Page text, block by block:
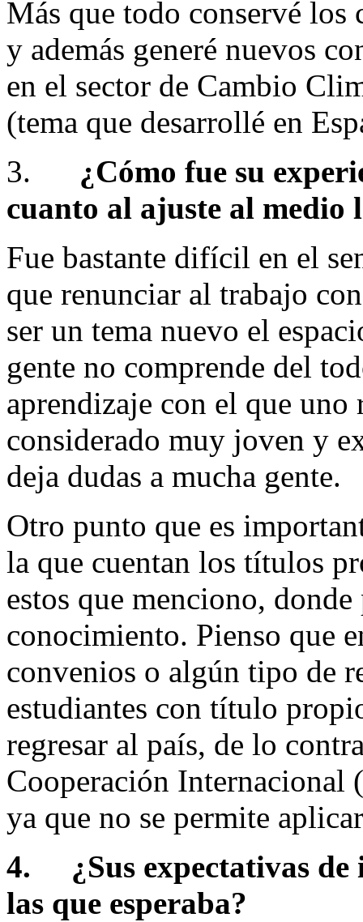
Más que todo conservé
y además generé nuevos
en el sector de Cambio
(tema que desarrollé en
3. ¿Cómo fue su
cuanto al ajuste al medio
Fue bastante difícil en el
que renunciar al trabajo
ser un tema nuevo el
gente no comprende del
aprendizaje con el que uno
considerado muy joven y
deja dudas a mucha gente.
Otro punto que es
la que cuentan los títulos
estos que menciono,
conocimiento. Pienso que
convenios o algún tipo de
estudiantes con título
regresar al país, de lo
Cooperación Internacional
ya que no se permite
4. ¿Sus expectativas
las que esperaba?